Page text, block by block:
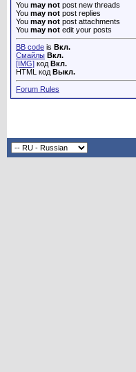
You may not post new threads
You may not post replies
You may not post attachments
You may not edit your posts
BB code is Вкл.
Смайлы Вкл.
[IMG] код Вкл.
HTML код Выкл.
Forum Rules